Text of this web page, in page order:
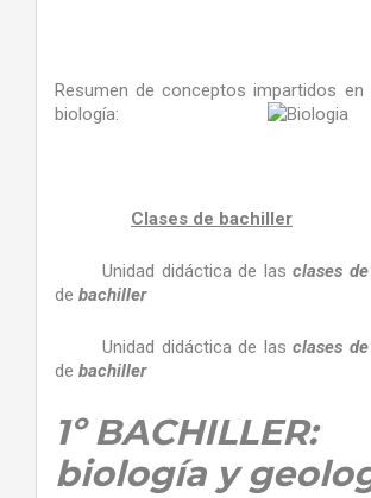
Resumen de conceptos impartidos
biología:
Clases de bachiller
Unidad didáctica de las clases
de bachiller
Unidad didáctica de las clases
de bachiller
1º BACHILLER:
biología y